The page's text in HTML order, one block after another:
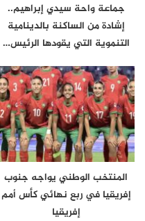
جماعة واحة سيدي إبراهيم..
إشادة من الساكنة بالدينامية
التنموية التي يقودها الرئيس…
المنتخب الوطني يواجه جنوب
إفريقيا في ربع نهائي كأس أمم
إفريقيا